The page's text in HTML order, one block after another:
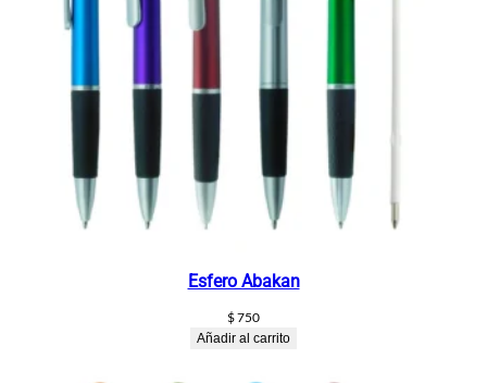
Esfero Abakan
$750
Añadir al carrito